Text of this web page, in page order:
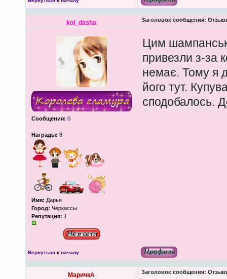
kol_dasha Заголовок сообщения:
Сообщения: 0
Награды: 8
Имя: Дарья
Город: Черкассы
Репутация: 1
Цим
привезли з-за
немає. Тому я
його тут.
сподобалось.
Вернуться к началу
МаричкА Заголовок сообщения: